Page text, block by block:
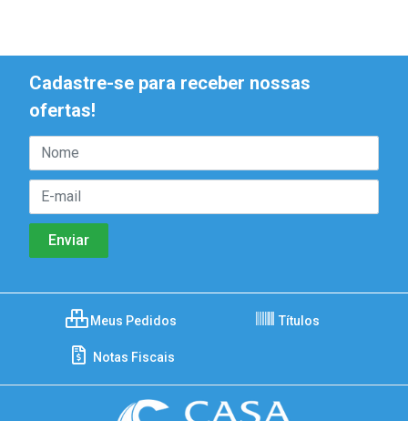
Cadastre-se para receber nossas
ofertas!
Meus Pedidos Títulos
Notas Fiscais